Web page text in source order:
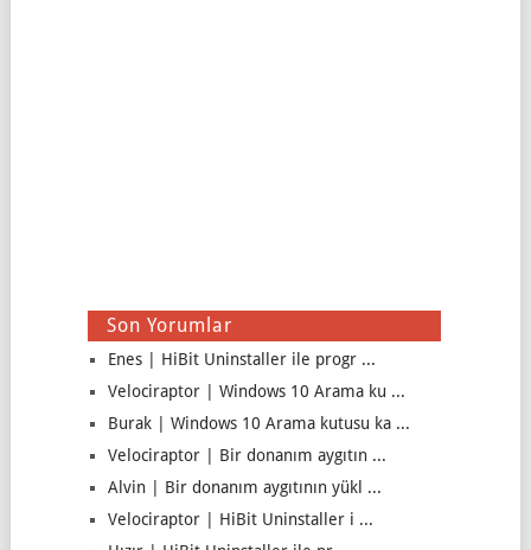
Son Yorumlar
Enes | HiBit Uninstaller ile progr ...
Velociraptor | Windows 10 Arama ku ...
Burak | Windows 10 Arama kutusu ka ...
Velociraptor | Bir donanım aygıtın ...
Alvin | Bir donanım aygıtının yükl ...
Velociraptor | HiBit Uninstaller i ...